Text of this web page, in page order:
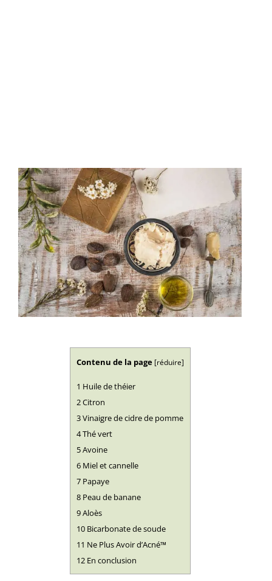
Contenu de la page [réduire]
1 Huile de théier
2Citron
3Vinaigre de cidre de pomme
4Thé vert
5Avoine
6Miel et cannelle
7Papaye
8Peau de banane
9Aloès
10Bicarbonate de soude
11 Ne Plus Avoir d’Acné™
12En conclusion